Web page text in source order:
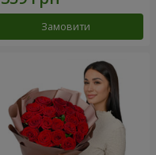
Замовити